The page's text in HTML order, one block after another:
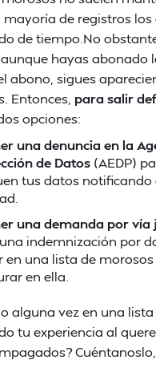
de registros
de tiempo.No
hayas abonado
abono, sigues
Entonces, para salir
opciones:
una denuncia en la
de Datos (AEDP)
tus datos notificando
una demanda por vía
indemnización por
en una lista de
en ella.
alguna vez en una
tu experiencia al